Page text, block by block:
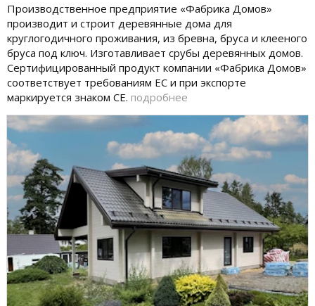
Производственное предприятие «Фабрика Домов»
производит и строит деревянные дома для
круглогодичного проживания, из бревна, бруса и клееного
бруса под ключ. Изготавливает срубы деревянных домов.
Сертифицированный продукт компании «Фабрика Домов»
соответствует требованиям ЕС и при экспорте
маркируется знаком СЕ. подробнее